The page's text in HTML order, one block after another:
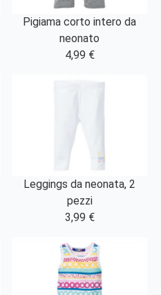
Pigiama corto intero da
neonato
4,99 €
Leggings da neonata, 2
pezzi
3,99 €